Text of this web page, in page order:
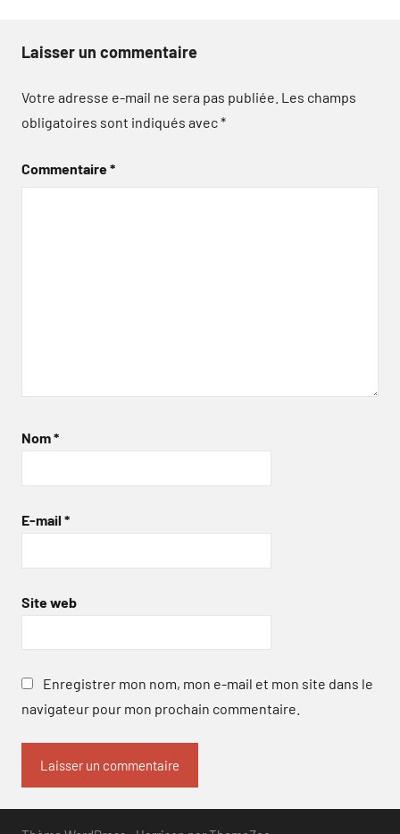
Laisser un commentaire
Votre adresse e-mail ne sera pas publiée. Les champs
obligatoires sont indiqués avec*
Commentaire*
Nom*
E-mail *
Site web
Enregistrer mon nom, mon e-mail et mon site dans le
navigateur pour mon prochain commentaire.